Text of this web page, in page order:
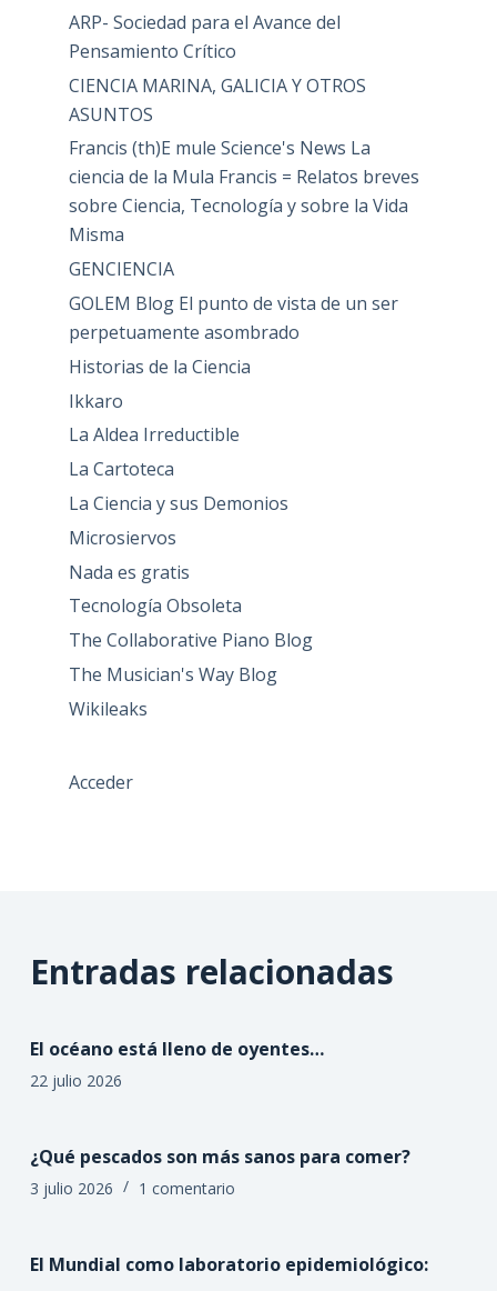
ARP- Sociedad para el Avance del
Pensamiento Crítico
CIENCIA MARINA, GALICIA Y OTROS
ASUNTOS
Francis (th)E mule Science's News La
ciencia de la Mula Francis = Relatos breves
sobre Ciencia, Tecnología y sobre la Vida
Misma
GENCIENCIA
GOLEM Blog El punto de vista de un ser
perpetuamente asombrado
Historias de la Ciencia
Ikkaro
La Aldea Irreductible
La Cartoteca
La Ciencia y sus Demonios
Microsiervos
Nada es gratis
Tecnología Obsoleta
The Collaborative Piano Blog
The Musician's Way Blog
Wikileaks
Acceder
Entradas relacionadas
El océano está lleno de oyentes…
22 julio 2026
¿Qué pescados son más sanos para comer?
3 julio 2026 1 comentario
El Mundial como laboratorio epidemiológico: